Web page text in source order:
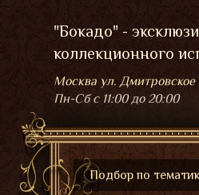
"Бокадо" -
коллекционного
Москва ул. Дмитровское
Пн-Сбс 11:00 до 20:00
Подбор по